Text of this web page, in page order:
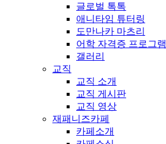
글로벌 톡톡
애니타임 튜터링
도만나카 마츠리
어학 자격증 프로그램
갤러리
교직
교직 소개
교직 게시판
교직 영상
재패니즈카페
카페소개